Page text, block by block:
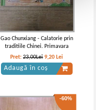
Gao Chunxiang - Calatorie prin
traditiile Chinei. Primavara
Pret:23,00Lei 9,20 Lei
Adaugă în coș
-60%